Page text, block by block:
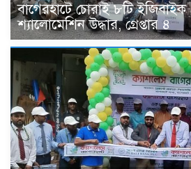
বাগেরহাটে চোরাই ৮টি
শ্যালোমেশিন উদ্ধার, গ্রেপ্তার ৪